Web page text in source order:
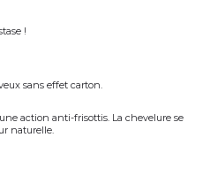
!
sans effet carton.
action anti-frisottis. La chevelure se
naturelle.